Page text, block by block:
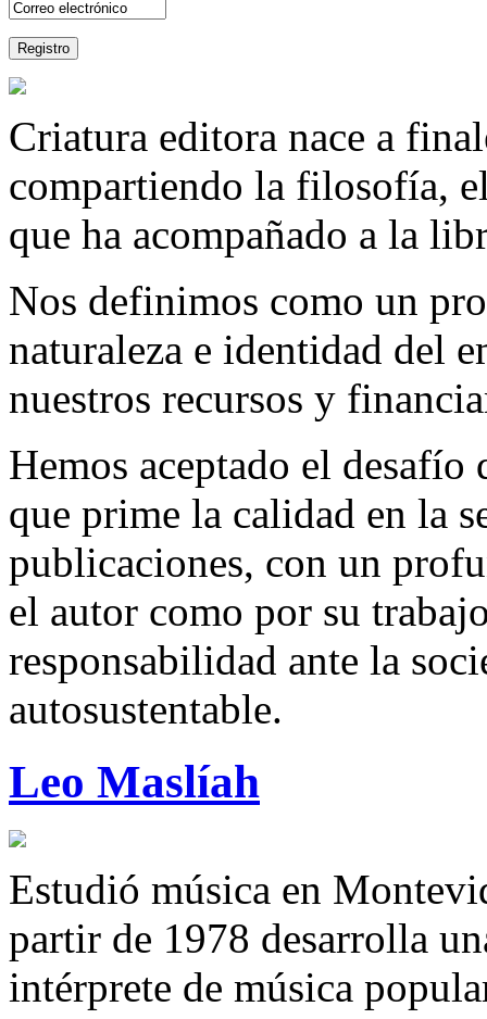
Criatura editora nace a
compartiendo la filosofía,
que ha acompañado a la
Nos definimos como un
naturaleza e identidad del
nuestros recursos y
Hemos aceptado el
que prime la calidad en la
publicaciones, con un
el autor como por su
responsabilidad ante la
autosustentable.
Leo Maslíah
Estudió música en
partir de 1978 desarrolla
intérprete de música